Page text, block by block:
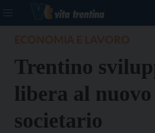
Trentino
libera al
societario